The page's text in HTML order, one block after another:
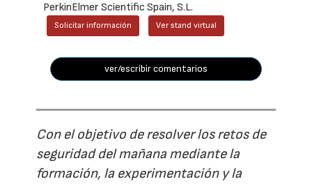
PerkinElmer Scientific Spain, S.L.
Solicitar información Ver stand virtual
ver/escribir comentarios
Con el objetivo de resolver los retos de
seguridad del mañana mediante la
formación, la experimentación y la